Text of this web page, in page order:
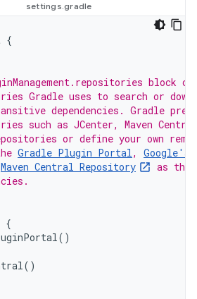
{
block
Gradle uses to search or
dependencies. Gradle
such as JCenter, Maven
or define your own
Gradle Plugin Portal, Google's
Maven Central Repository
as the
{
()
()